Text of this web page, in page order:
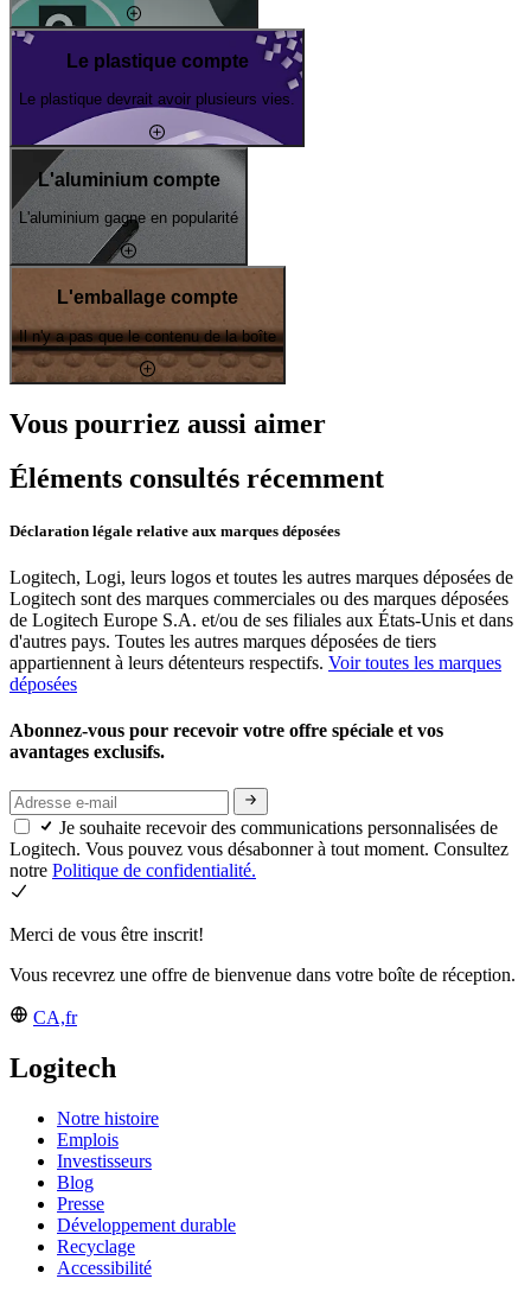
Le plastique compte
Le plastique devrait avoir plusieurs vies.
L'aluminium compte
L'aluminium gagne en popularité
L'emballage compte
Il n'y a pas que le contenu de la boîte
Vous pourriez aussi aimer
Éléments consultés récemment
Déclaration légale relative aux marques déposées
Logitech, Logi, leurs logos et toutes les autres marques déposées de
Logitech sont des marques commerciales ou des marques déposées
de Logitech Europe S.A. et/ou de ses filiales aux États-Unis et dans
d'autres pays. Toutes les autres marques déposées de tiers
appartiennent à leurs détenteurs respectifs. Voir toutes les marques
déposées
Abonnez-vous pour recevoir votre offre spéciale et vos
avantages exclusifs.
Je souhaite recevoir des communications personnalisées de
Logitech. Vous pouvez vous désabonner à tout moment. Consultez
notre Politique de confidentialité.
Merci de vous être inscrit!
Vous recevrez une offre de bienvenue dans votre boîte de réception.
CA,fr
Logitech
Notre histoire
Emplois
Investisseurs
Blog
Presse
Développement durable
Recyclage
Accessibilité